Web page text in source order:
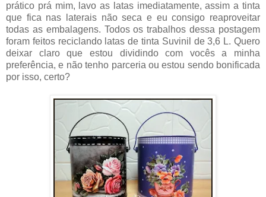
prático prá mim, lavo as latas imediatamente, assim a tinta
que fica nas laterais não seca e eu consigo reaproveitar
todas as embalagens. Todos os trabalhos dessa postagem
foram feitos reciclando latas de tinta Suvinil de 3,6 L. Quero
deixar claro que estou dividindo com vocês a minha
preferência, e não tenho parceria ou estou sendo bonificada
por isso, certo?